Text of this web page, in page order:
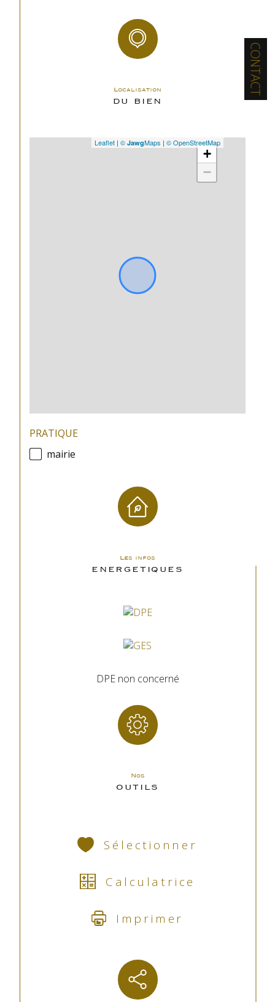
CONTACT
T2 cabine neuf à Peyragudes avec balcon et vue
panoramique sur les montagnes.
Les infos
ENERGETIQUES
DPE non concerné
Nos
OUTILS
Sélectionner
Calculatrice
Imprimer
Localisation
DU BIEN
+
−
Leaflet | © JawgMaps | © OpenStreetMap
PRATIQUE
mairie